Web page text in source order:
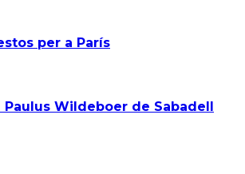
per a París
Wildeboer de Sabadell